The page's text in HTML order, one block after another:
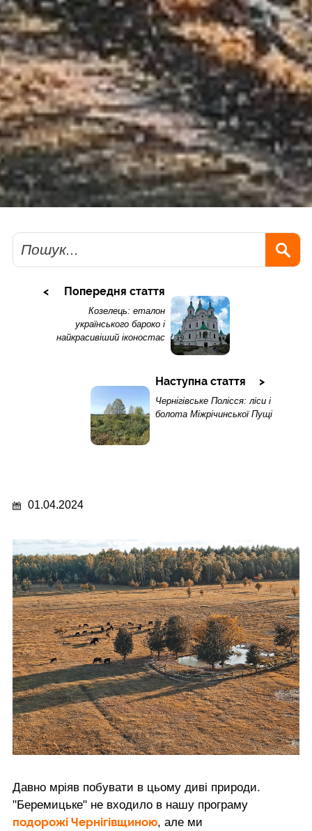
Пошук
Попередня стаття
Козелець: еталон
українського бароко і
найкрасивіший іконостас
Наступна стаття
Чернігівське Полісся: ліси і
болота Міжрічинської Пущі
01.04.2024
Давно мріяв побувати в цьому диві природи.
"Беремицьке" не входило в нашу програму
подорожі Чернігівщиною, але ми